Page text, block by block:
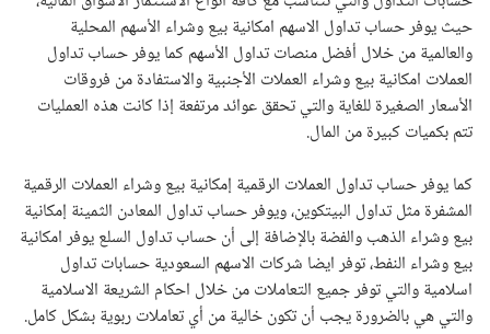
حيث يوفر حساب تداول الاسهم امكانية بيع وشراء الأسهم المحلية
والعالمية من خلال أفضل منصات تداول الأسهم كما يوفر حساب تداول
العملات امكانية بيع وشراء العملات الأجنبية والاستفادة من فروقات
الأسعار الصغيرة للغاية والتي تحقق عوائد مرتفعة إذا كانت هذه العمليات
تتم بكميات كبيرة من المال.
كما يوفر حساب تداول العملات الرقمية إمكانية بيع وشراء العملات الرقمية
المشفرة مثل تداول البيتكوين، ويوفر حساب تداول المعادن الثمينة إمكانية
بيع وشراء الذهب والفضة بالإضافة إلى أن حساب تداول السلع يوفر امكانية
بيع وشراء النفط، توفر ايضا شركات الاسهم السعودية حسابات تداول
اسلامية والتي توفر جميع التعاملات من خلال احكام الشريعة الاسلامية
والتي هي بالضرورة يجب أن تكون خالية من أي تعاملات ربوية بشكل كامل.